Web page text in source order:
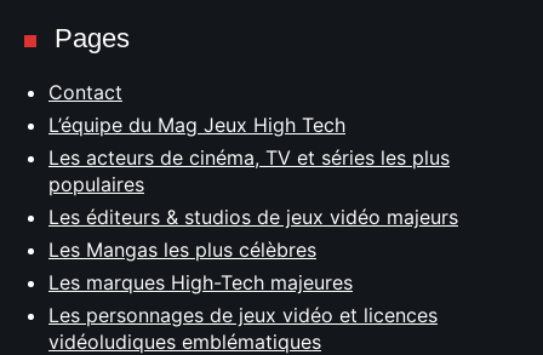
Pages
Contact
L’équipe du Mag Jeux High Tech
Les acteurs de cinéma, TV et séries les plus
populaires
Les éditeurs & studios de jeux vidéo majeurs
Les Mangas les plus célèbres
Les marques High-Tech majeures
Les personnages de jeux vidéo et licences
vidéoludiques emblématiques